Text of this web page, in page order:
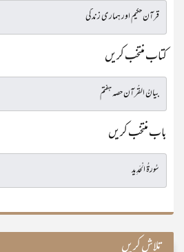
کتاب منتخب کریں
باب منتخب کریں